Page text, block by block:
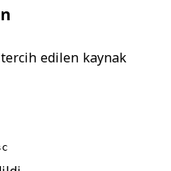
edilen kaynak